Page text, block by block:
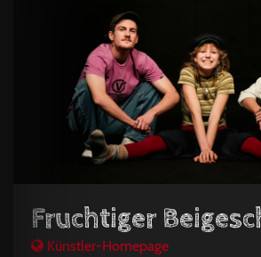
Fruchtiger
Künstler-Homepage